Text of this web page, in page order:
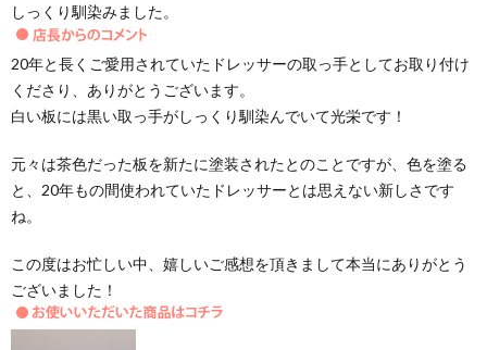
しっくり馴染みました。
20年と長くご愛用されていたドレッサーの取っ手としてお取り付け
くださり、ありがとうございます。
白い板には黒い取っ手がしっくり馴染んでいて光栄です！
元々は茶色だった板を新たに塗装されたとのことですが、色を塗る
と、20年もの間使われていたドレッサーとは思えない新しさです
ね。
この度はお忙しい中、嬉しいご感想を頂きまして本当にありがとう
ございました！